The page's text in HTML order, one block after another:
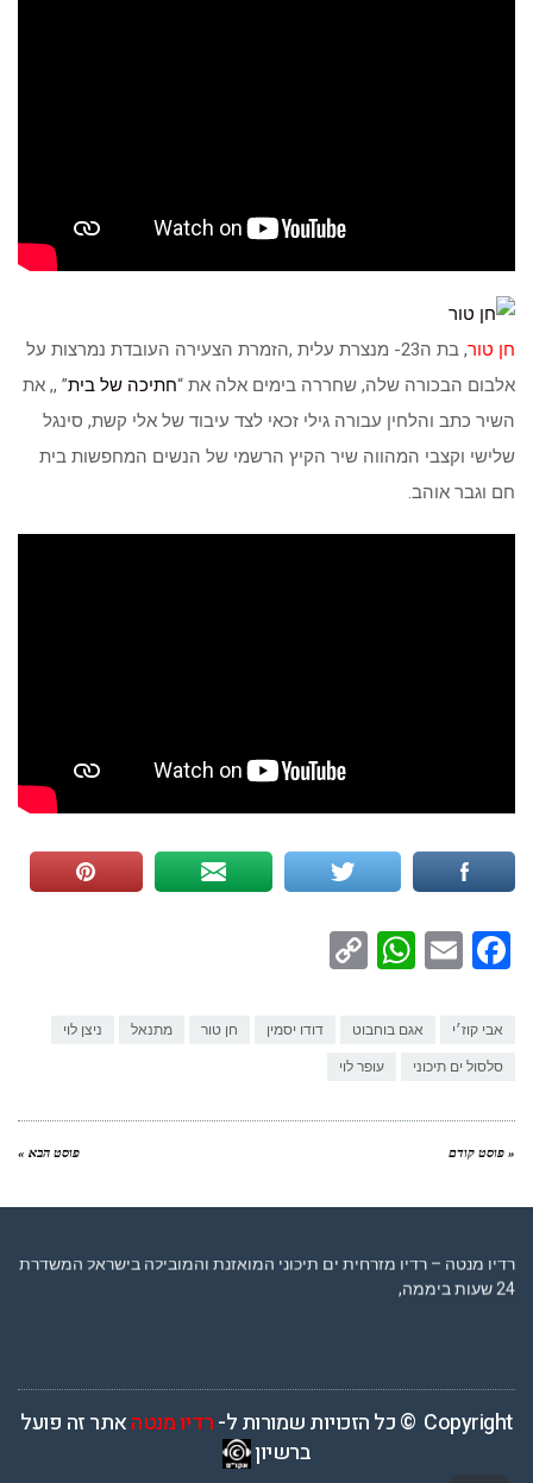
חן טור
, בת ה23- מנצרת עלית ,הזמרת הצעירה העובדת נמרצות על
אלבום הבכורה שלה, שחררה בימים אלה את “חתיכה של בית” ,, את
השיר כתב והלחין עבורה גילי זכאי לצד עיבוד של אלי קשת, סינגל
שלישי וקצבי המהווה שיר הקיץ הרשמי של הנשים המחפשות בית
חם וגבר אוהב.
Facebook
Email
WhatsApp
אבי קוז׳י אגם בוחבוט דודו יסמין חן טור מתנאל ניצן לוי
סלסול ים תיכוני עופר לוי
« פוסט קודם פוסט הבא »
24 שעות ביממה,
Copyright © כל הזכויות שמורות ל- רדיו מנטהאתר זה פועל
ברשיון